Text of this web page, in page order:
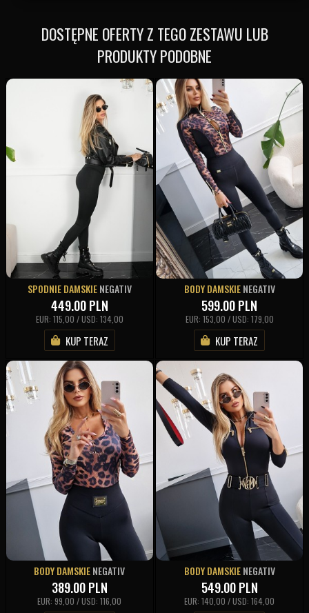
DOSTĘPNE OFERTY Z TEGO ZESTAWU LUB
PRODUKTY PODOBNE
SPODNIE DAMSKIENEGATIV
449.00PLN
EUR: 115,00 / USD: 134,00
KUP TERAZ
BODY DAMSKIENEGATIV
599.00PLN
EUR: 153,00 / USD: 179,00
KUP TERAZ
BODY DAMSKIENEGATIV
389.00PLN
EUR: 99,00 / USD: 116,00
BODY DAMSKIENEGATIV
549.00PLN
EUR: 140,00 / USD: 164,00